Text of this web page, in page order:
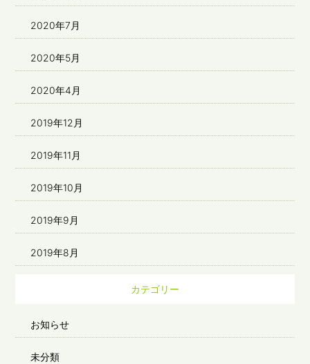
2020年7月
2020年5月
2020年4月
2019年12月
2019年11月
2019年10月
2019年9月
2019年8月
カテゴリー
お知らせ
未分類